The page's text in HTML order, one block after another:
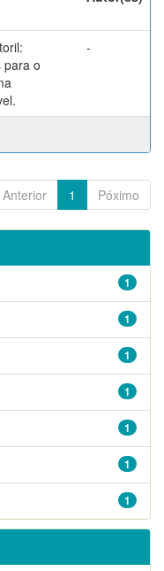
para o
-
Anterior 1 Póximo
1
1
1
1
1
1
1